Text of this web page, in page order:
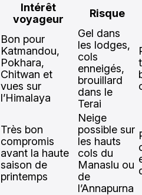
Intérêt
voyageur
Risque
Bon pour
Katmandou,
Pokhara,
Chitwan et
vues sur
l’Himalaya
Gel dans
les lodges,
cols
enneigés,
brouillard
dans le
Terai
Très bon
compromis
avant la haute
saison de
printemps
Neige
possible sur
les hauts
cols du
Manaslu ou
de
l’Annapurna